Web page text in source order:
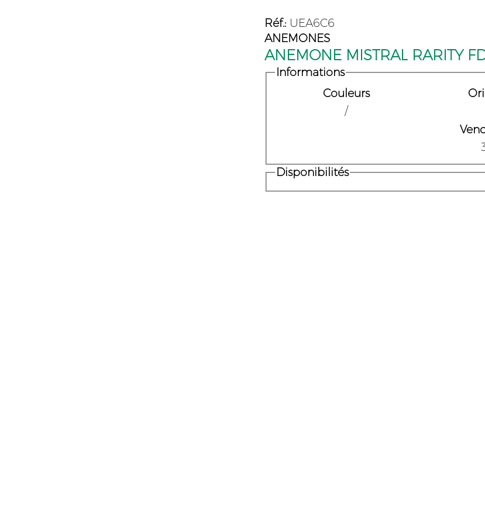
Réf.:UEA6C6
ANEMONES
ANEMONE MISTRAL RARITY
Informations
Couleurs
/
Disponibilités